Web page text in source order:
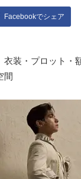
Facebookでシェア
衣装・プロット
間